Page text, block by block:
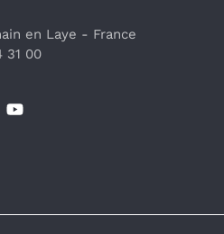
en Laye - France
31 00